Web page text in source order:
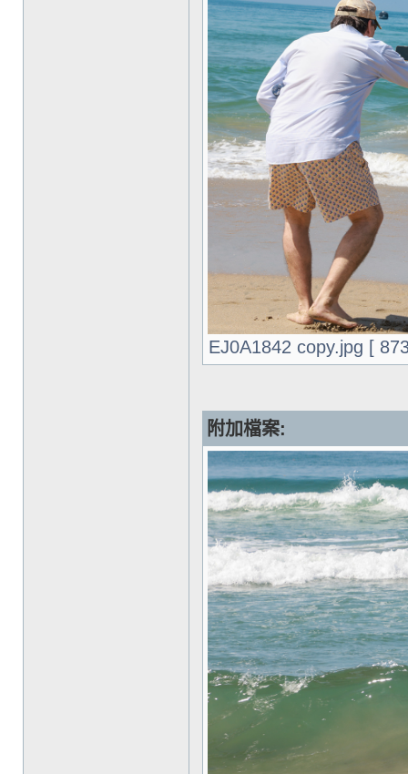
EJ0A1842 copy.jpg [
附加檔案: